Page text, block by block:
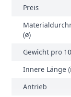
Preis
(ø)
Gewicht pro
Innere Länge
Antrieb